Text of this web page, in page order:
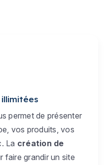
permet de présenter
vos produits, vos
La création de
faire grandir un site